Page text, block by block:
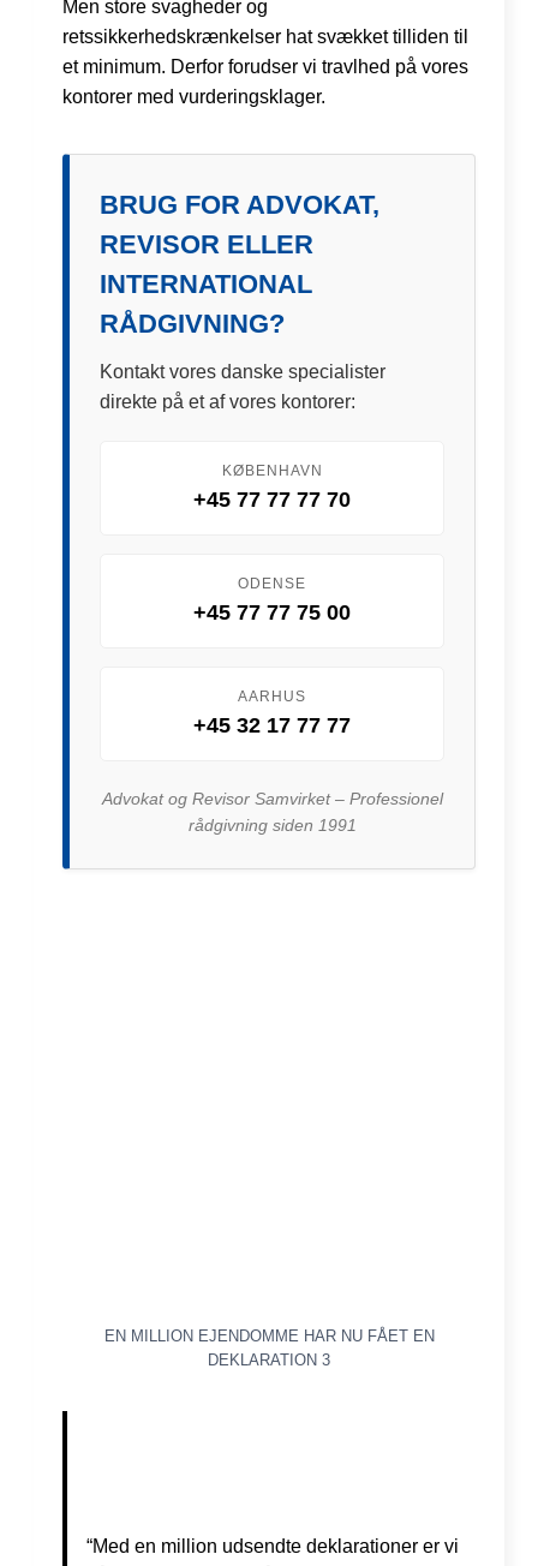
Men store svagheder og
retssikkerhedskrænkelser hat svækket tilliden til
et minimum. Derfor forudser vi travlhed på vores
kontorer med vurderingsklager.
BRUG FOR ADVOKAT,
REVISOR ELLER
INTERNATIONAL
RÅDGIVNING?
Kontakt vores danske specialister
direkte på et af vores kontorer:
KØBENHAVN
+45 77 77 77 70
ODENSE
+45 77 77 75 00
AARHUS
+45 32 17 77 77
Advokat og Revisor Samvirket – Professionel
rådgivning siden 1991
EN MILLION EJENDOMME HAR NU FÅET EN
DEKLARATION 3
“Med en million udsendte deklarationer er vi